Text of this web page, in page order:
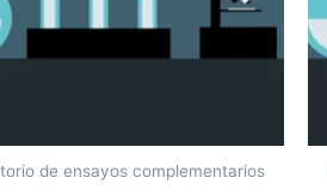
de ensayos complementarios